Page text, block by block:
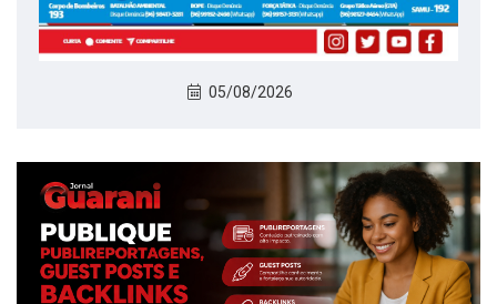
05/08/2026